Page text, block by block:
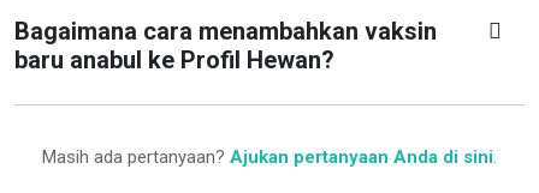
Bagaimana cara menambahkan vaksin
baru anabul ke Profil Hewan?
Masih ada pertanyaan? Ajukan pertanyaan Anda di sini.